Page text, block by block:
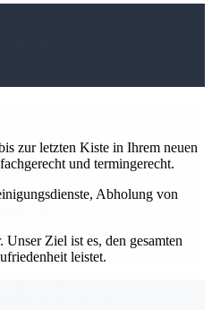
zur letzten Kiste in Ihrem neuen
und termingerecht.
Abholung von
Ziel ist es, den gesamten
leistet.